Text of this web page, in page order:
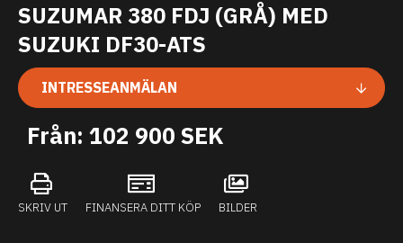
SUZUMAR 380 FDJ (GRÅ) MED
SUZUKI DF30-ATS
INTRESSEANMÄLAN
Från: 102 900 SEK
SKRIV UT FINANSERA DITT KÖP BILDER